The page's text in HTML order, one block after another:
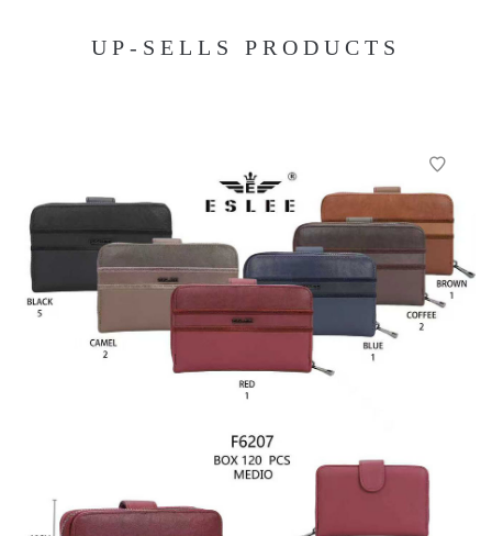
UP-SELLS PRODUCTS